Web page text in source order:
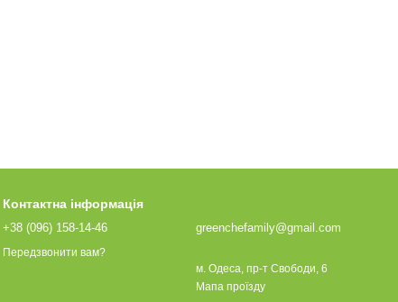
Контактна інформація
+38 (096) 158-14-46
Передзвонити вам?
greenchefamily@gmail.com
м. Одеса, пр-т Свободи, 6
Мапа проїзду